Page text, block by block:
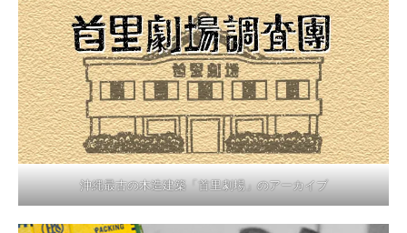
沖縄最古の木造建築「首里劇場」のアーカイブ